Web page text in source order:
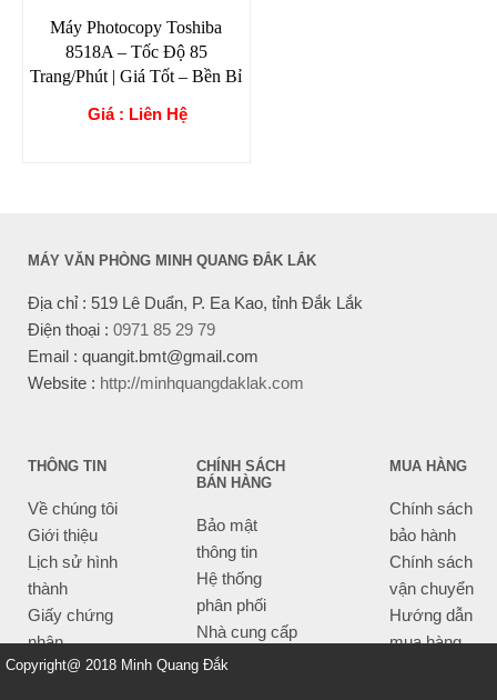
Máy Photocopy Toshiba
8518A – Tốc Độ 85
Trang/Phút | Giá Tốt – Bền Bỉ
Giá : Liên Hệ
MÁY VĂN PHÒNG MINH QUANG ĐẮK LẮK
Địa chỉ : 519 Lê Duẩn, P. Ea Kao, tỉnh Đắk Lắk
Điện thoại : 0971 85 29 79
Email : quangit.bmt@gmail.com
Website : http://minhquangdaklak.com
THÔNG TIN
Về chúng tôi
Giới thiệu
Lịch sử hình
thành
Giấy chứng
nhận
CHÍNH SÁCH
BÁN HÀNG
Bảo mật
thông tin
Hệ thống
phân phối
Nhà cung cấp
Tiêu chí bán
MUA HÀNG
Chính sách
bảo hành
Chính sách
vận chuyển
Hướng dẫn
mua hàng
Copyright@ 2018 Minh Quang Đắk